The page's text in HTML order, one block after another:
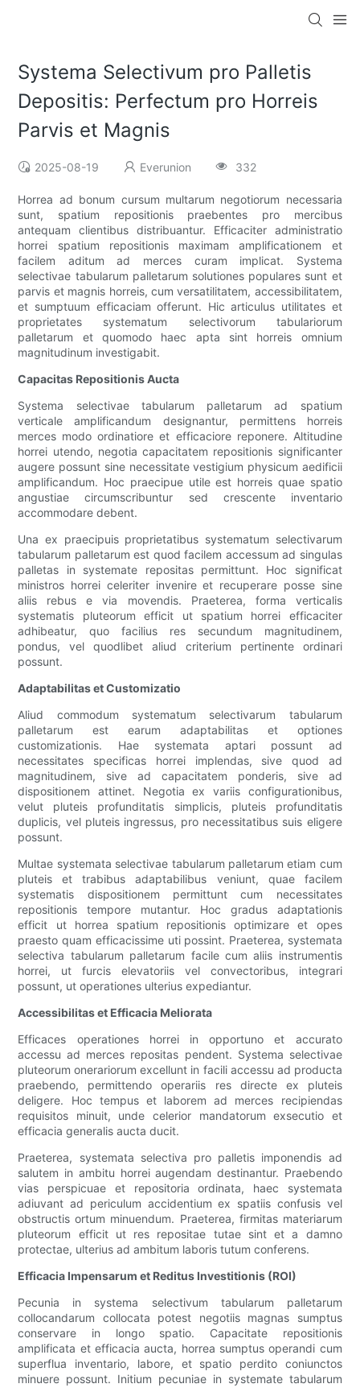
Systema Selectivum pro Palletis
Depositis: Perfectum pro Horreis
Parvis et Magnis
2025-08-19 Everunion 332
Horrea ad bonum cursum multarum negotiorum necessaria
sunt, spatium repositionis praebentes pro mercibus
antequam clientibus distribuantur. Efficaciter administratio
horrei spatium repositionis maximam amplificationem et
facilem aditum ad merces curam implicat. Systema
selectivae tabularum palletarum solutiones populares sunt et
parvis et magnis horreis, cum versatilitatem, accessibilitatem,
et sumptuum efficaciam offerunt. Hic articulus utilitates et
proprietates systematum selectivorum tabulariorum
palletarum et quomodo haec apta sint horreis omnium
magnitudinum investigabit.
Capacitas Repositionis Aucta
Systema selectivae tabularum palletarum ad spatium
verticale amplificandum designantur, permittens horreis
merces modo ordinatiore et efficaciore reponere. Altitudine
horrei utendo, negotia capacitatem repositionis significanter
augere possunt sine necessitate vestigium physicum aedificii
amplificandum. Hoc praecipue utile est horreis quae spatio
angustiae circumscribuntur sed crescente inventario
accommodare debent.
Una ex praecipuis proprietatibus systematum selectivarum
tabularum palletarum est quod facilem accessum ad singulas
palletas in systemate repositas permittunt. Hoc significat
ministros horrei celeriter invenire et recuperare posse sine
aliis rebus e via movendis. Praeterea, forma verticalis
systematis pluteorum efficit ut spatium horrei efficaciter
adhibeatur, quo facilius res secundum magnitudinem,
pondus, vel quodlibet aliud criterium pertinente ordinari
possunt.
Adaptabilitas et Customizatio
Aliud commodum systematum selectivarum tabularum
palletarum est earum adaptabilitas et optiones
customizationis. Hae systemata aptari possunt ad
necessitates specificas horrei implendas, sive quod ad
magnitudinem, sive ad capacitatem ponderis, sive ad
dispositionem attinet. Negotia ex variis configurationibus,
velut pluteis profunditatis simplicis, pluteis profunditatis
duplicis, vel pluteis ingressus, pro necessitatibus suis eligere
possunt.
Multae systemata selectivae tabularum palletarum etiam cum
pluteis et trabibus adaptabilibus veniunt, quae facilem
systematis dispositionem permittunt cum necessitates
repositionis tempore mutantur. Hoc gradus adaptationis
efficit ut horrea spatium repositionis optimizare et opes
praesto quam efficacissime uti possint. Praeterea, systemata
selectiva tabularum palletarum facile cum aliis instrumentis
horrei, ut furcis elevatoriis vel convectoribus, integrari
possunt, ut operationes ulterius expediantur.
Accessibilitas et Efficacia Meliorata
Efficaces operationes horrei in opportuno et accurato
accessu ad merces repositas pendent. Systema selectivae
pluteorum onerariorum excellunt in facili accessu ad producta
praebendo, permittendo operariis res directe ex pluteis
deligere. Hoc tempus et laborem ad merces recipiendas
requisitos minuit, unde celerior mandatorum exsecutio et
efficacia generalis aucta ducit.
Praeterea, systemata selectiva pro palletis imponendis ad
salutem in ambitu horrei augendam destinantur. Praebendo
vias perspicuae et repositoria ordinata, haec systemata
adiuvant ad periculum accidentium ex spatiis confusis vel
obstructis ortum minuendum. Praeterea, firmitas materiarum
pluteorum efficit ut res repositae tutae sint et a damno
protectae, ulterius ad ambitum laboris tutum conferens.
Efficacia Impensarum et Reditus Investitionis (ROI)
Pecunia in systema selectivum tabularum palletarum
collocandarum collocata potest negotiis magnas sumptus
conservare in longo spatio. Capacitate repositionis
amplificata et efficacia aucta, horrea sumptus operandi cum
superflua inventario, labore, et spatio perdito coniunctos
minuere possunt. Initium pecuniae in systemate tabularum